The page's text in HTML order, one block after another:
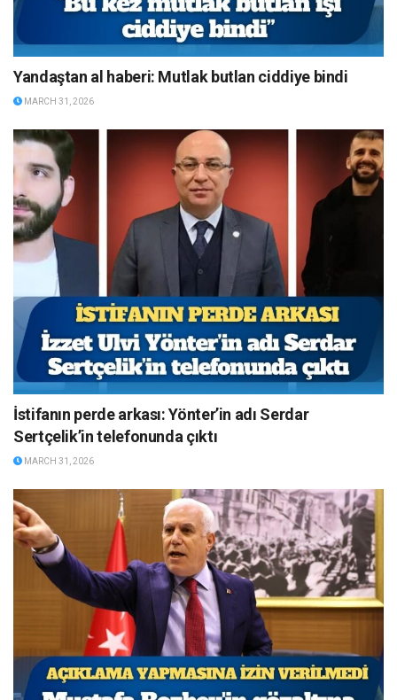
Yandaştan al haberi: Mutlak butlan ciddiye bindi
MARCH 31, 2026
İstifanın perde arkası: Yönter’in adı Serdar
Sertçelik’in telefonunda çıktı
MARCH 31, 2026